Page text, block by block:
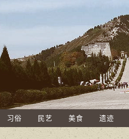
习俗 民艺 美食 遗迹